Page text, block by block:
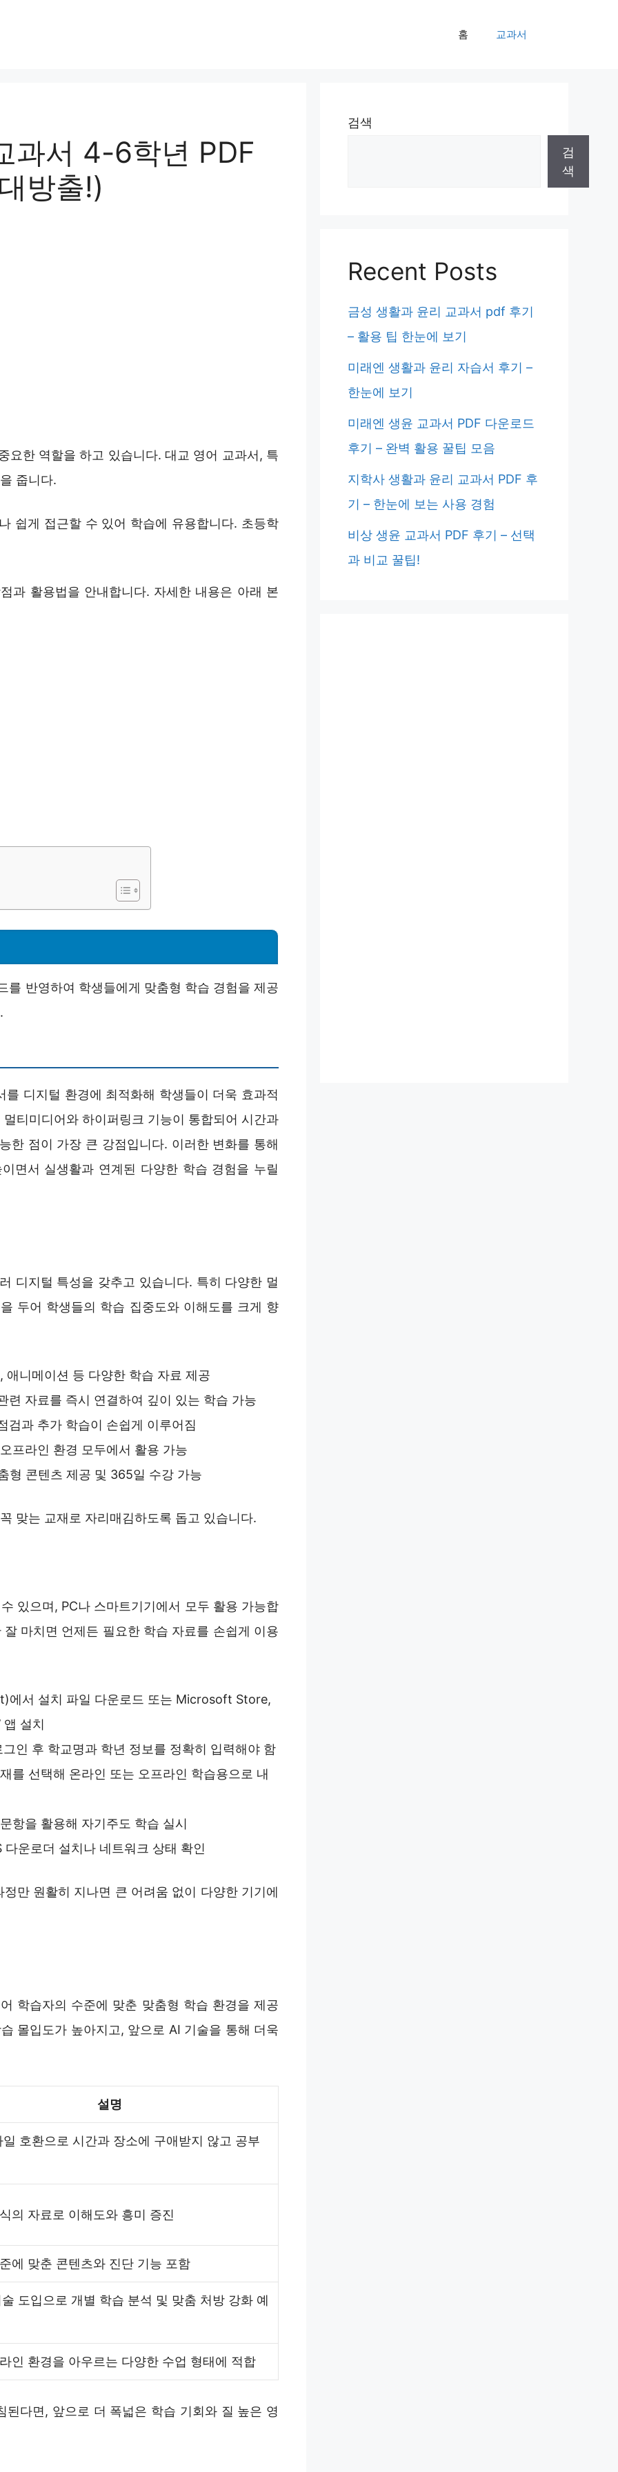
홈 교과서
과서 4-6학년 PDF
방출!)
요한 역할을 하고 있습니다. 대교 영어 교과서, 특
줍니다.
쉽게 접근할 수 있어 학습에 유용합니다. 초등학
과 활용법을 안내합니다. 자세한 내용은 아래 본
를 반영하여 학생들에게 맞춤형 학습 경험을 제공
디지털 환경에 최적화해 학생들이 더욱 효과적
티미디어와 하이퍼링크 기능이 통합되어 시간과
한 점이 가장 큰 강점입니다. 이러한 변화를 통해
면서 실생활과 연계된 다양한 학습 경험을 누릴
디지털 특성을 갖추고 있습니다. 특히 다양한 멀
두어 학생들의 학습 집중도와 이해도를 크게 향
니메이션 등 다양한 학습 자료 제공
련 자료를 즉시 연결하여 깊이 있는 학습 가능
검과 추가 학습이 손쉽게 이루어짐
프라인 환경 모두에서 활용 가능
형 콘텐츠 제공 및 365일 수강 가능
맞는 교재로 자리매김하도록 돕고 있습니다.
있으며, PC나 스마트기기에서 모두 활용 가능합
마치면 언제든 필요한 학습 자료를 손쉽게 이용
에서 설치 파일 다운로드 또는 Microsoft Store,
앱 설치
인 후 학교명과 학년 정보를 정확히 입력해야 함
를 선택해 온라인 또는 오프라인 학습용으로 내
항을 활용해 자기주도 학습 실시
운로더 설치나 네트워크 상태 확인
만 원활히 지나면 큰 어려움 없이 다양한 기기에
학습자의 수준에 맞춘 맞춤형 학습 환경을 제공
몰입도가 높아지고, 앞으로 AI 기술을 통해 더욱
설명
일 호환으로 시간과 장소에 구애받지 않고 공부
의 자료로 이해도와 흥미 증진
에 맞춘 콘텐츠와 진단 기능 포함
도입으로 개별 학습 분석 및 맞춤 처방 강화 예
인 환경을 아우르는 다양한 수업 형태에 적합
다면, 앞으로 더 폭넓은 학습 기회와 질 높은 영
검색
검
색
Recent Posts
금성 생활과 윤리 교과서 pdf 후기
– 활용 팁 한눈에 보기
미래엔 생활과 윤리 자습서 후기 –
한눈에 보기
미래엔 생윤 교과서 PDF 다운로드
후기 – 완벽 활용 꿀팁 모음
지학사 생활과 윤리 교과서 PDF 후
기 – 한눈에 보는 사용 경험
비상 생윤 교과서 PDF 후기 – 선택
과 비교 꿀팁!